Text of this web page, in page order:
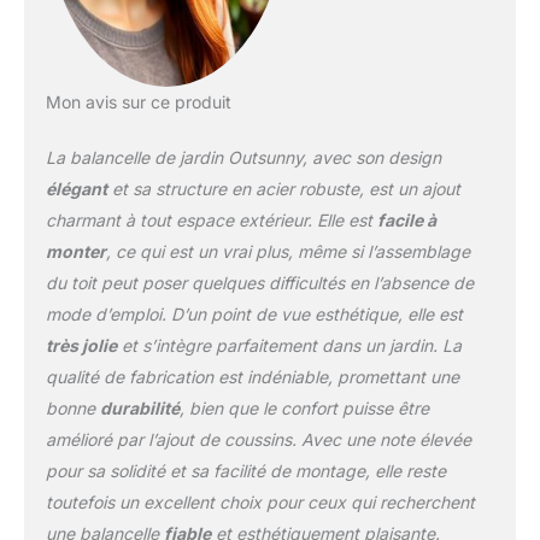
de jardin extérieure vous
protège efficacement
Ajustez facilement l'angle
du toit pour supprimer
les reflets gênants, quel
L'auvent indispensable
pour votre confort
extérieur SÉCHAGE
RAPIDE : Grâce à son
notre balancelle de jardin
élimine rapidement l'eau
de pluie et sèche en un
instant, vous permettant
de profiter de moments
de détente même lors
Mon avis sur ce produit
La balancelle de jardin Outsunny, avec son design
élégantet sa structure en acier robuste, est un ajout
charmant à tout espace extérieur. Elle est facile à
monter, ce qui est un vrai plus, même si l’assemblage
du toit peut poser quelques difficultés en l’absence de
mode d’emploi. D’un point de vue esthétique, elle est
très jolieet s’intègre parfaitement dans un jardin. La
qualité de fabrication est indéniable, promettant une
bonne durabilité, bien que le confort puisse être
amélioré par l’ajout de coussins. Avec une note élevée
pour sa solidité et sa facilité de montage, elle reste
toutefois un excellent choix pour ceux qui recherchent
une balancelle fiableet esthétiquement plaisante.